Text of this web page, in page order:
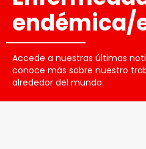
endémica/
Accede a nuestras últimas
conoce más sobre nuestro
alrededor del mundo.